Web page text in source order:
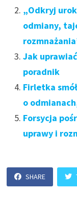
„Odkryj
odmiany,
Jak
poradnik
Firletka
o
Forsycja
uprawy i
SHARE